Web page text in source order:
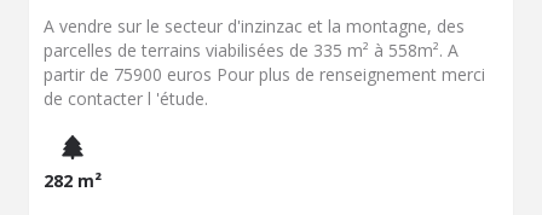
A vendre sur le secteur d'inzinzac et la montagne, des
parcelles de terrains viabilisées de 335 m² à 558m². A
partir de 75900 euros Pour plus de renseignement merci
de contacter l 'étude.
282 m²